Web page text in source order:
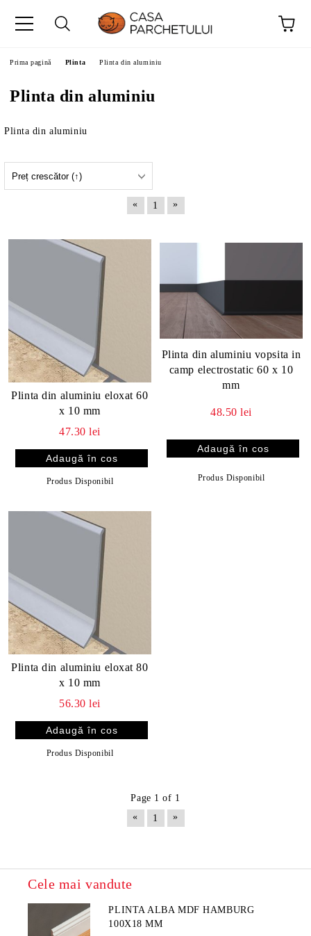
Prima pagină Plinta Plinta din aluminiu
Plinta din aluminiu
Plinta din aluminiu
« 1 »
Plinta din aluminiu eloxat 60
x 10 mm
47.30 lei
Produs Disponibil
Plinta din aluminiu vopsita in
camp electrostatic 60 x 10
mm
48.50 lei
Produs Disponibil
Plinta din aluminiu eloxat 80
x 10 mm
56.30 lei
Produs Disponibil
Page 1 of 1
«
1 »
Cele mai vandute
PLINTA ALBA MDF HAMBURG
100X18 MM